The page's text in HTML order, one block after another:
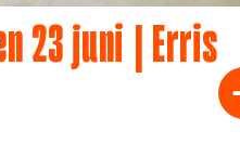
23 juni | Erris